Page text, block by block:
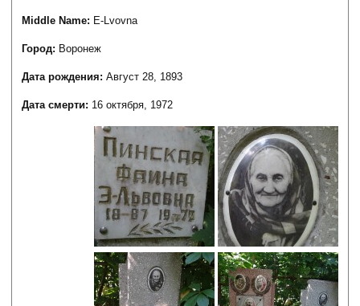
Middle Name: E-Lvovna
Город: Воронеж
Дата рождения:Август 28, 1893
Дата смерти: 16 октября, 1972